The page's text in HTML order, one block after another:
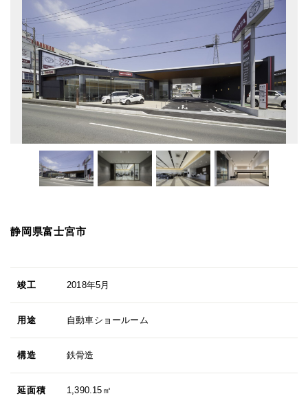
静岡県富士宮市
竣工 2018年5月
用途 自動車ショールーム
構造 鉄骨造
延面積 1,390.15㎡